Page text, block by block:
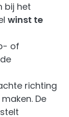
bij het
winst te
of
richting
De